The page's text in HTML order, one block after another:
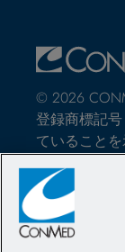
© 2026
登録商標記
ていること
されているわ
では、外科手
や器具の使
それらは医学